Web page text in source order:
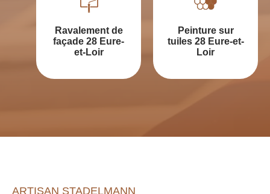
Ravalement de
façade 28 Eure-
et-Loir
Peinture sur
tuiles 28 Eure-et-
Loir
ARTISAN STADELMANN